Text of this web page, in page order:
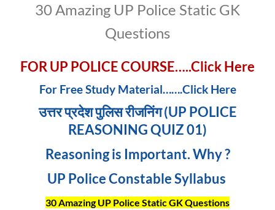
30 Amazing UP Police Static GK
Questions
FOR UP POLICE COURSE…..Click Here
For Free Study Material…….Click Here
उत्तर प्रदेश पुलिस रीजनिंग (UP POLICE
REASONING QUIZ 01)
Reasoning is Important. Why ?
UP Police Constable Syllabus
30 Amazing UP Police Static GK Questions